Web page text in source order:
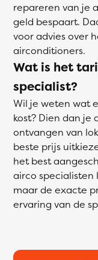
repareren van je
geld bespaart.
voor advies over
airconditioners.
Wat is het
specialist?
Wil je weten wat
kost? Dien dan je
ontvangen van
beste prijs
het best
airco specialisten
maar de exacte
ervaring van de